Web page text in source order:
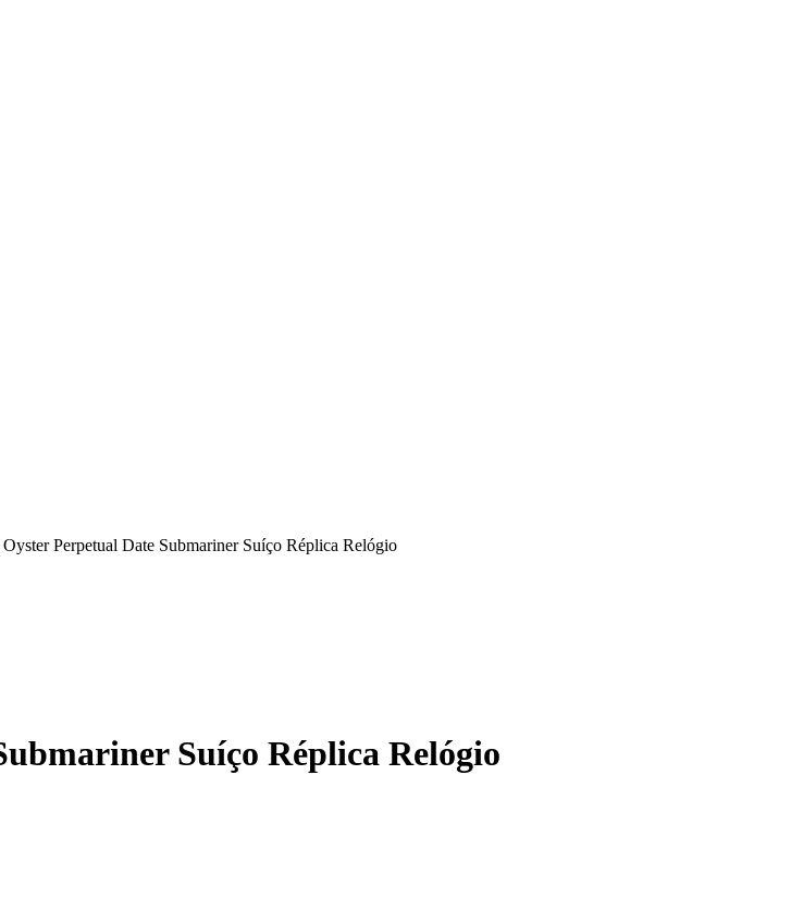
Perpetual Date Submariner Suíço Réplica Relógio
Suíço Réplica Relógio